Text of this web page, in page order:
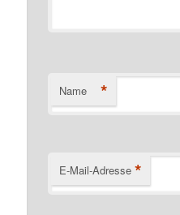
Name *
E-Mail-Adresse *